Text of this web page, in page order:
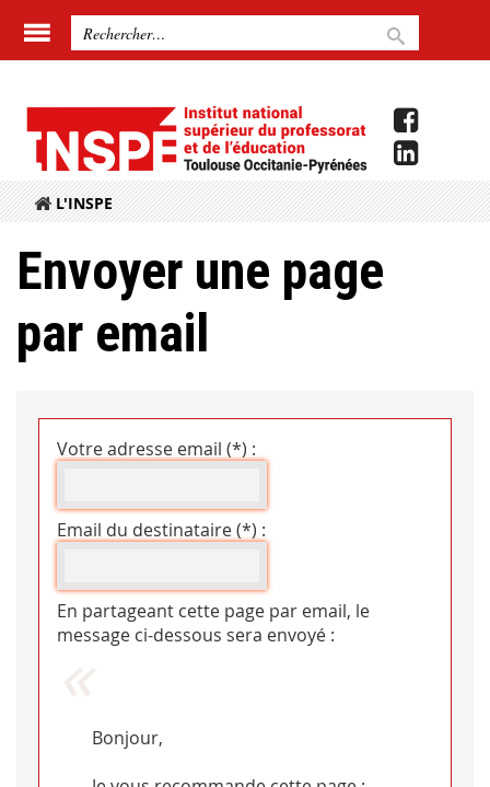
L'INSPE
Envoyer une page
par email
Votre adresse email (*) :
Email du destinataire (*) :
En partageant cette page par email, le
message ci-dessous sera envoyé :
Bonjour,